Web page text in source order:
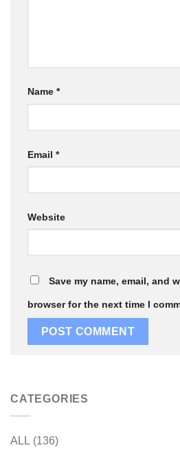
Name *
Email *
Website
Save my name, email, and
browser for the next time I
CATEGORIES
ALL (136)